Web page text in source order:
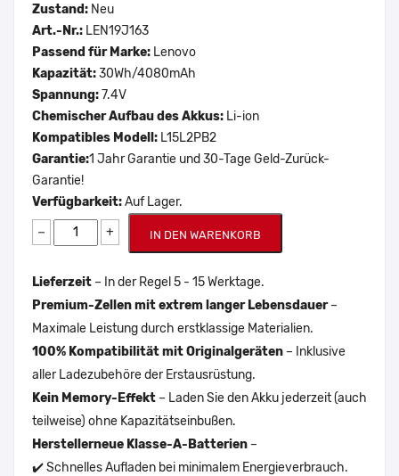
Zustand: Neu
Art.-Nr.: LEN19J163
Passend für Marke: Lenovo
Kapazität:30Wh/4080mAh
Spannung:7.4V
Chemischer Aufbau des Akkus: Li-ion
Kompatibles Modell: L15L2PB2
Garantie:1 Jahr Garantie und 30-Tage Geld-Zurück-
Garantie!
Verfügbarkeit:Auf Lager.
− + IN DEN WARENKORB
Lieferzeit – In der Regel 5 - 15 Werktage.
Premium-Zellen mit extrem langer Lebensdauer–
Maximale Leistung durch erstklassige Materialien.
100% Kompatibilität mit Originalgeräten – Inklusive
aller Ladezubehöre der Erstausrüstung.
Kein Memory-Effekt – Laden Sie den Akku jederzeit (auch
teilweise) ohne Kapazitätseinbußen.
Herstellerneue Klasse-A-Batterien –
✔️ Schnelles Aufladen bei minimalem Energieverbrauch.